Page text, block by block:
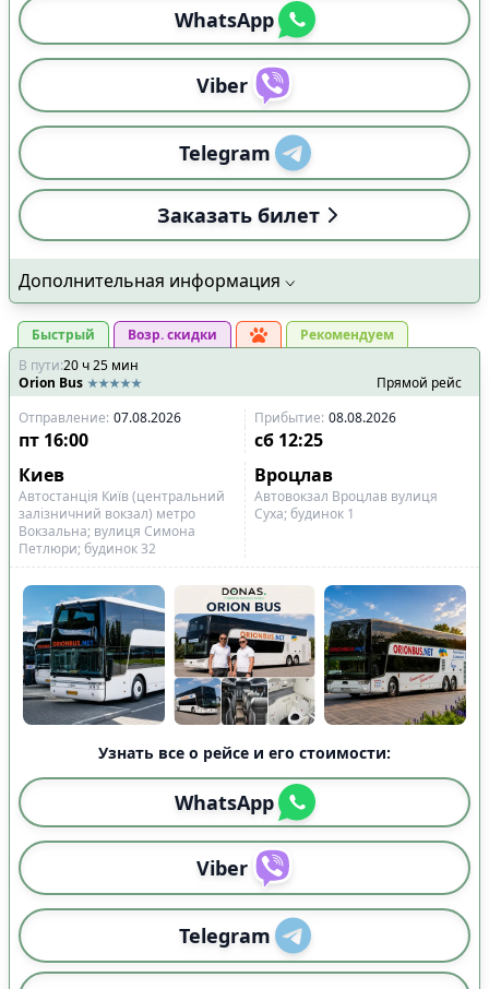
WhatsApp
Viber
Telegram
Заказать билет
Дополнительная информация
Быстрый Возр. скидки
Рекомендуем
В пути:20ч25 мин
Orion Bus
Прямой рейс
Отправление: 07.08.2026 Прибытие: 08.08.2026
пт 16:00 сб 12:25
Киев
Вроцлав
Автостанція Київ (центральний
залізничний вокзал) метро
Вокзальна; вулиця Симона
Петлюри; будинок 32
Автовокзал Вроцлав вулиця
Суха; будинок 1
Узнать все о рейсе и его стоимости:
WhatsApp
Viber
Telegram